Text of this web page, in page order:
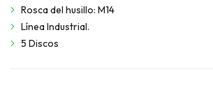
Rosca del husillo: M14
Línea Industrial.
5 Discos